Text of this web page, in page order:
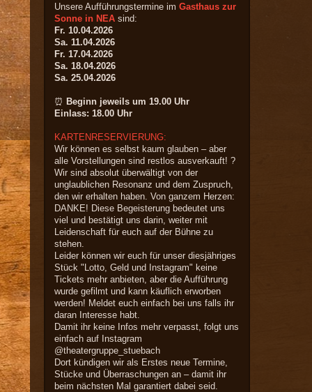
Unsere Aufführungstermine im Gasthaus zur
Sonne in NEAsind:
Fr. 10.04.2026
Sa. 11.04.2026
Fr. 17.04.2026
Sa. 18.04.2026
Sa. 25.04.2026
⏰ Beginn jeweils um 19.00 Uhr
Einlass: 18.00 Uhr
KARTENRESERVIERUNG:
Wir können es selbst kaum glauben – aber
alle Vorstellungen sind restlos ausverkauft! ?
Wir sind absolut überwältigt von der
unglaublichen Resonanz und dem Zuspruch,
den wir erhalten haben. Von ganzem Herzen:
DANKE! Diese Begeisterung bedeutet uns
viel und bestätigt uns darin, weiter mit
Leidenschaft für euch auf der Bühne zu
stehen.
Leider können wir euch für unser diesjähriges
Stück "Lotto, Geld und Instagram" keine
Tickets mehr anbieten, aber die Aufführung
wurde gefilmt und kann käuflich erworben
werden! Meldet euch einfach bei uns falls ihr
daran Interesse habt.
Damit ihr keine Infos mehr verpasst, folgt uns
einfach auf Instagram
@theatergruppe_stuebach
Dort kündigen wir als Erstes neue Termine,
Stücke und Überraschungen an – damit ihr
beim nächsten Mal garantiert dabei seid.